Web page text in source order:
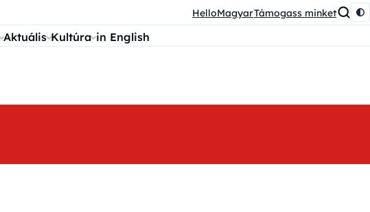
HelloMagyarTámogass minket
Aktuális Kultúra in English